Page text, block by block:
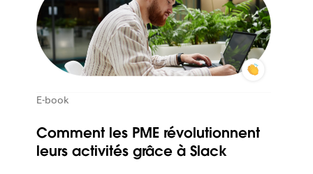
E-book
Comment les PME révolutionnent
leurs activités grâce à Slack